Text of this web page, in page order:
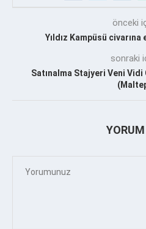
önceki
Yıldız Kampüsü civarına
sonraki
Satınalma Stajyeri Veni